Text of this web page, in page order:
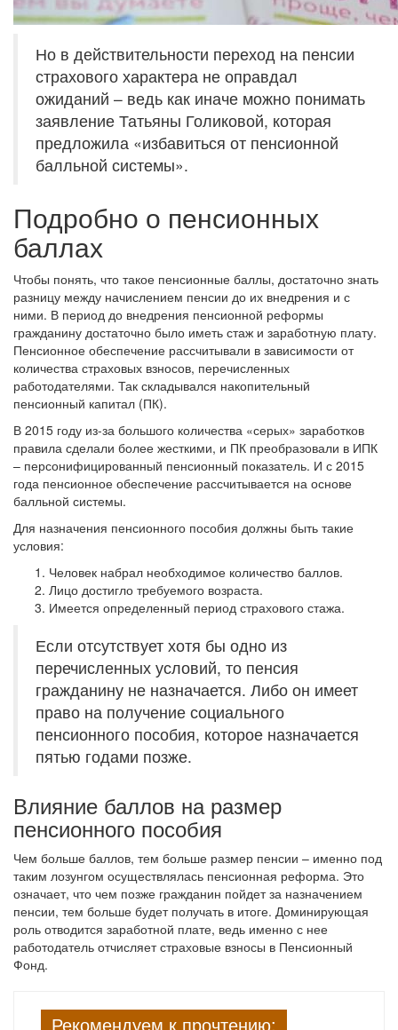
Но в действительности переход на пенсии
страхового характера не оправдал
ожиданий – ведь как иначе можно понимать
заявление Татьяны Голиковой, которая
предложила «избавиться от пенсионной
балльной системы».
Подробно о пенсионных
баллах
Чтобы понять, что такое пенсионные баллы, достаточно знать
разницу между начислением пенсии до их внедрения и с
ними. В период до внедрения пенсионной реформы
гражданину достаточно было иметь стаж и заработную плату.
Пенсионное обеспечение рассчитывали в зависимости от
количества страховых взносов, перечисленных
работодателями. Так складывался накопительный
пенсионный капитал (ПК).
В 2015 году из-за большого количества «серых» заработков
правила сделали более жесткими, и ПК преобразовали в ИПК
– персонифицированный пенсионный показатель. И с 2015
года пенсионное обеспечение рассчитывается на основе
балльной системы.
Для назначения пенсионного пособия должны быть такие
условия:
Человек набрал необходимое количество баллов.
Лицо достигло требуемого возраста.
Имеется определенный период страхового стажа.
Если отсутствует хотя бы одно из
перечисленных условий, то пенсия
гражданину не назначается. Либо он имеет
право на получение социального
пенсионного пособия, которое назначается
пятью годами позже.
Влияние баллов на размер
пенсионного пособия
Чем больше баллов, тем больше размер пенсии – именно под
таким лозунгом осуществлялась пенсионная реформа. Это
означает, что чем позже гражданин пойдет за назначением
пенсии, тем больше будет получать в итоге. Доминирующая
роль отводится заработной плате, ведь именно с нее
работодатель отчисляет страховые взносы в Пенсионный
Фонд.
Рекомендуем к прочтению: